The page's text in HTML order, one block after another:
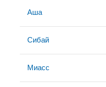
Аша
Сибай
Миасс